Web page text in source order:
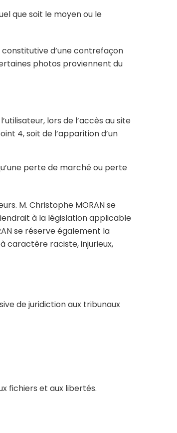
que soit le moyen ou le
d’une contrefaçon
photos proviennent du
lors de l’accès au site
4, soit de l’apparition d’un
perte de marché ou perte
M. Christophe MORAN se
à la législation applicable
se réserve également la
caractère raciste, injurieux,
de juridiction aux tribunaux
fichiers et aux libertés.